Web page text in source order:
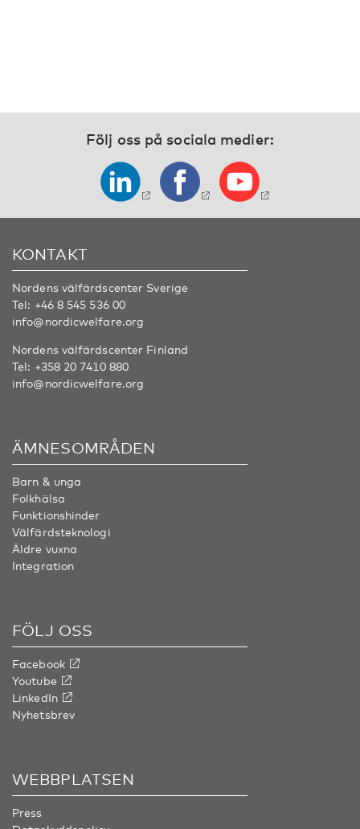
Följ oss på sociala medier:
KONTAKT
Nordens välfärdscenter Sverige
Tel: +46 8 545 536 00
info@nordicwelfare.org
Nordens välfärdscenter Finland
Tel: +358 20 7410 880
info@nordicwelfare.org
ÄMNESOMRÅDEN
Barn & unga
Folkhälsa
Funktionshinder
Välfärdsteknologi
Äldre vuxna
Integration
FÖLJ OSS
Facebook
Youtube
LinkedIn
Nyhetsbrev
WEBBPLATSEN
Press